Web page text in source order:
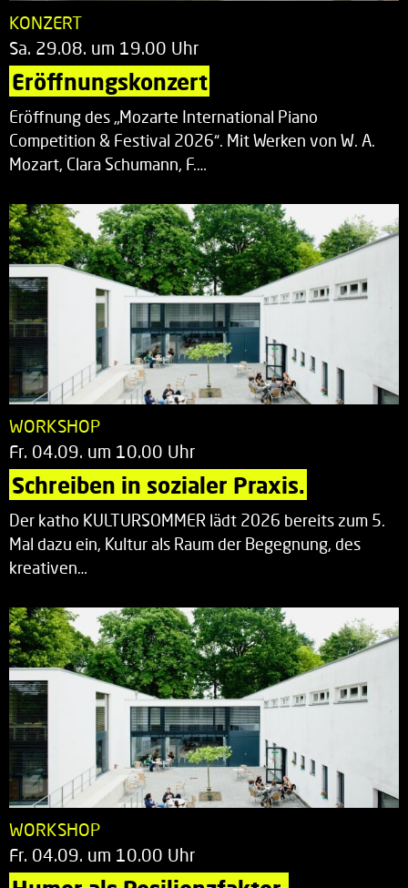
KONZERT
Sa. 29.08. um 19.00 Uhr
Eröffnungskonzert
Eröffnung des „Mozarte International Piano
Competition & Festival 2026“. Mit Werken von W. A.
Mozart, Clara Schumann, F.…
WORKSHOP
Fr. 04.09. um 10.00 Uhr
Schreiben in sozialer Praxis.
Der katho KULTURSOMMER lädt 2026 bereits zum 5.
Mal dazu ein, Kultur als Raum der Begegnung, des
kreativen…
WORKSHOP
Fr. 04.09. um 10.00 Uhr